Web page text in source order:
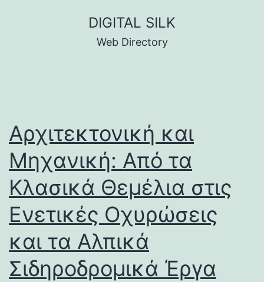
DIGITAL SILK
Web Directory
Αρχιτεκτονική και
Μηχανική: Από τα
Κλασικά Θεμέλια στις
Ενετικές Οχυρώσεις
και τα Αλπικά
Σιδηροδρομικά Έργα